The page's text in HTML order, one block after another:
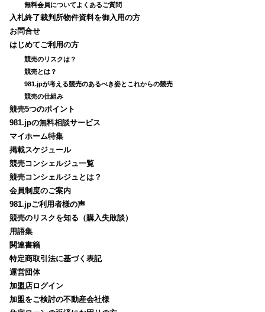
無料会員についてよくあるご質問
入札終了裁判所物件資料を御入用の方
お問合せ
はじめてご利用の方
競売のリスクは？
競売とは？
981.jpが考える競売のあるべき姿とこれからの競売
競売の仕組み
競売5つのポイント
981.jpの無料相談サービス
マイホーム特集
掲載スケジュール
競売コンシェルジュ一覧
競売コンシェルジュとは？
会員制度のご案内
981.jpご利用者様の声
競売のリスクを知る（購入失敗談）
用語集
関連書籍
特定商取引法に基づく表記
運営団体
加盟店ログイン
加盟をご検討の不動産会社様